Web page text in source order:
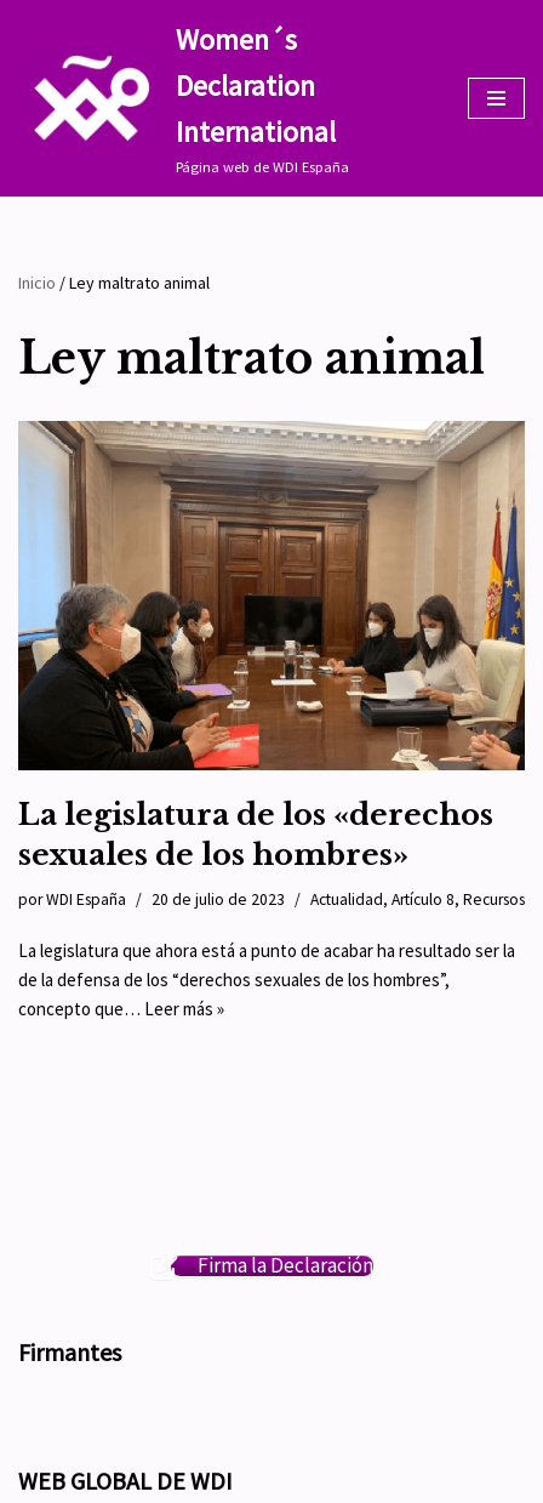
contenido
Women´s
Declaration
International
Página web de WDI España
Inicio /Ley maltrato animal
Ley maltrato animal
La legislatura de los «derechos
sexuales de los hombres»
porWDI España 20 de julio de 2023 Actualidad, Artículo 8, Recursos
La legislatura que ahora está a punto de acabar ha resultado ser la
de la defensa de los “derechos sexuales de los hombres”,
concepto que… Leer más »
Firma la Declaración
Firmantes
WEB GLOBAL DE WDI